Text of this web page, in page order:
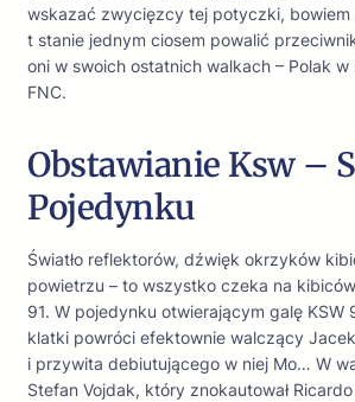
wskazać zwycięzcy tej potyczki, bowiem
t stanie jednym ciosem powalić
oni w swoich ostatnich walkach – Polak w
FNC.
Obstawianie Ksw –
Pojedynku
Światło reflektorów, dźwięk okrzyków
powietrzu – to wszystko czeka na
91. W pojedynku otwierającym galę KSW
klatki powróci efektownie walczący
i przywita debiutującego w niej Mo… W
Stefan Vojdak, który znokautował